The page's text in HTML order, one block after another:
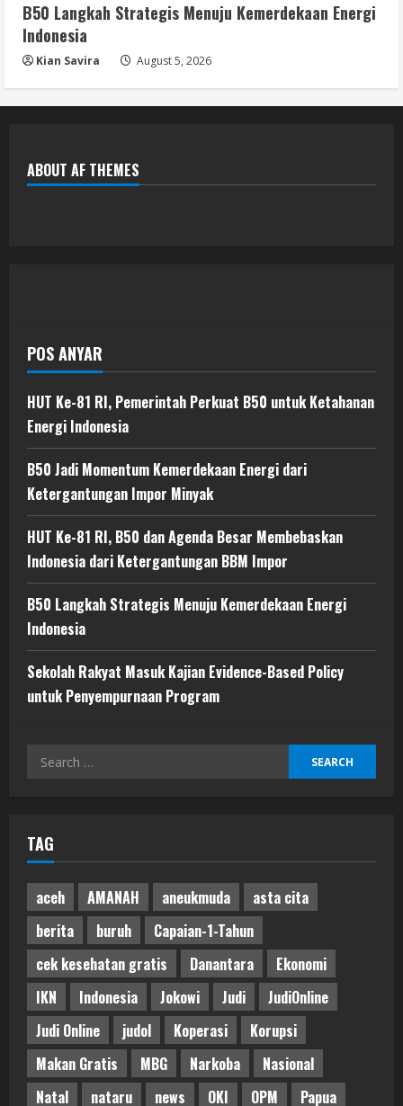
B50 Langkah Strategis Menuju Kemerdekaan Energi
Indonesia
Kian Savira August 5, 2026
ABOUT AF THEMES
POS ANYAR
HUT Ke-81 RI, Pemerintah Perkuat B50 untuk Ketahanan
Energi Indonesia
B50 Jadi Momentum Kemerdekaan Energi dari
Ketergantungan Impor Minyak
HUT Ke-81 RI, B50 dan Agenda Besar Membebaskan
Indonesia dari Ketergantungan BBM Impor
B50 Langkah Strategis Menuju Kemerdekaan Energi
Indonesia
Sekolah Rakyat Masuk Kajian Evidence-Based Policy
untuk Penyempurnaan Program
Search
TAG
aceh AMANAH aneukmuda
asta cita
berita
buruh
Capaian-1-Tahun
cek kesehatan gratis
Danantara
Ekonomi
IKN
Indonesia Jokowi Judi
JudiOnline
Judi Online
judol Koperasi
Korupsi
Makan Gratis
MBG Narkoba
Nasional
Natal
nataru news OKI OPM Papua